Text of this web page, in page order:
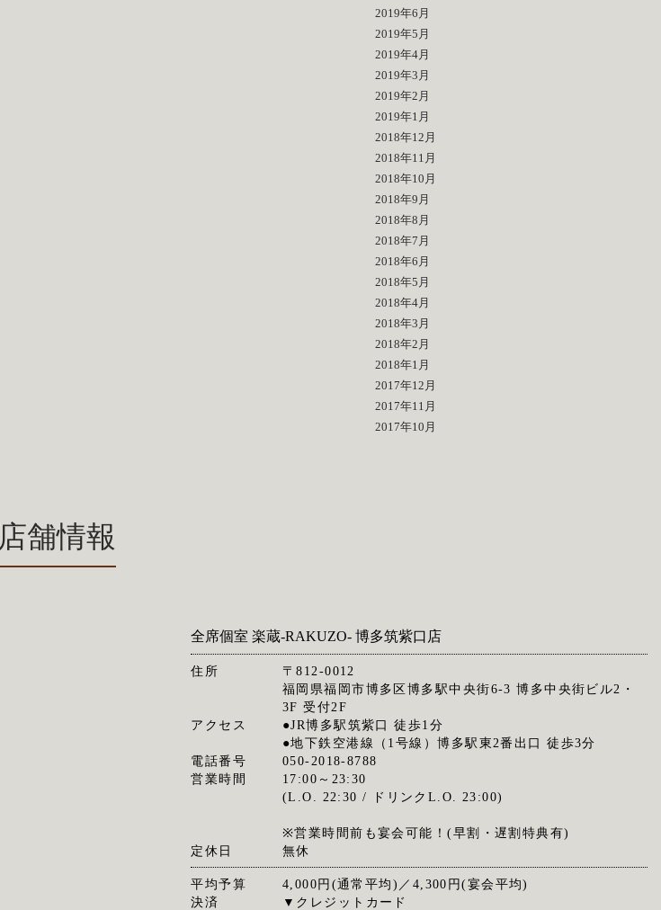
2019年6月
2019年5月
2019年4月
2019年3月
2019年2月
2019年1月
2018年12月
2018年11月
2018年10月
2018年9月
2018年8月
2018年7月
2018年6月
2018年5月
2018年4月
2018年3月
2018年2月
2018年1月
2017年12月
2017年11月
2017年10月
店舗情報
全席個室 楽蔵‐RAKUZO‐ 博多筑紫口店
住所
〒812-0012
福岡県福岡市博多区博多駅中央街6-3 博多中央街ビル2・
3F 受付2F
アクセス
●JR博多駅筑紫口 徒歩1分
●地下鉄空港線（1号線）博多駅東2番出口 徒歩3分
電話番号
050-2018-8788
営業時間
17:00～23:30
(L.O. 22:30 / ドリンクL.O. 23:00)
※営業時間前も宴会可能！(早割・遅割特典有)
定休日
無休
平均予算
4,000円(通常平均)／4,300円(宴会平均)
決済
▼クレジットカード